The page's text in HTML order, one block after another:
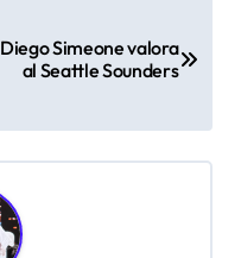
Diego Simeone valora
al Seattle Sounders